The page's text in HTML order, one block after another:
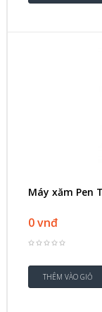
Máy xăm Pen
0 vnđ